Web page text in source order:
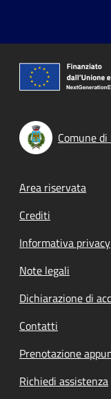
Comune
Footer
Area riservata
Crediti
Informativa privacy
Note legali
Dichiarazione di
Contatti
Prenotazione
Richiedi assistenza